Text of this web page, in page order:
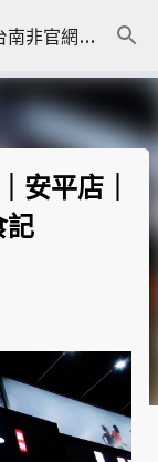
樂活台南｜旅遊、美食、生活｜大台南非官網｜tainanlohas.cc
安平店｜
記